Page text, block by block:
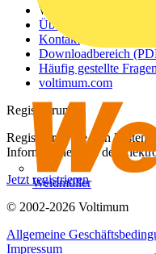
Weidmüller
Weitere Links
Über uns
Kontakt
Downloadbereich
Häufig gestellte Fragen
voltimum.com
Registrierung
Registrieren Sie sich
Informationen aus der
Jetzt registrieren
© 2002-2026 Voltimum
Allgemeine
Impressum